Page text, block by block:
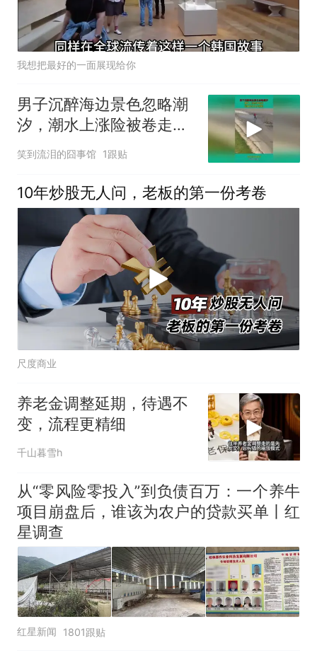
我想把最好的一面展现给你
男子沉醉海边景色忽略潮
汐，潮水上涨险被卷走，
别拿自身安全冒险！
笑到流泪的囧事馆 1跟贴
10年炒股无人问，老板的第一份考卷
尺度商业
养老金调整延期，待遇不
变，流程更精细
千山暮雪h
从“零风险零投入”到负债百万：一个养牛
项目崩盘后，谁该为农户的贷款买单丨红
星调查
红星新闻 1801跟贴